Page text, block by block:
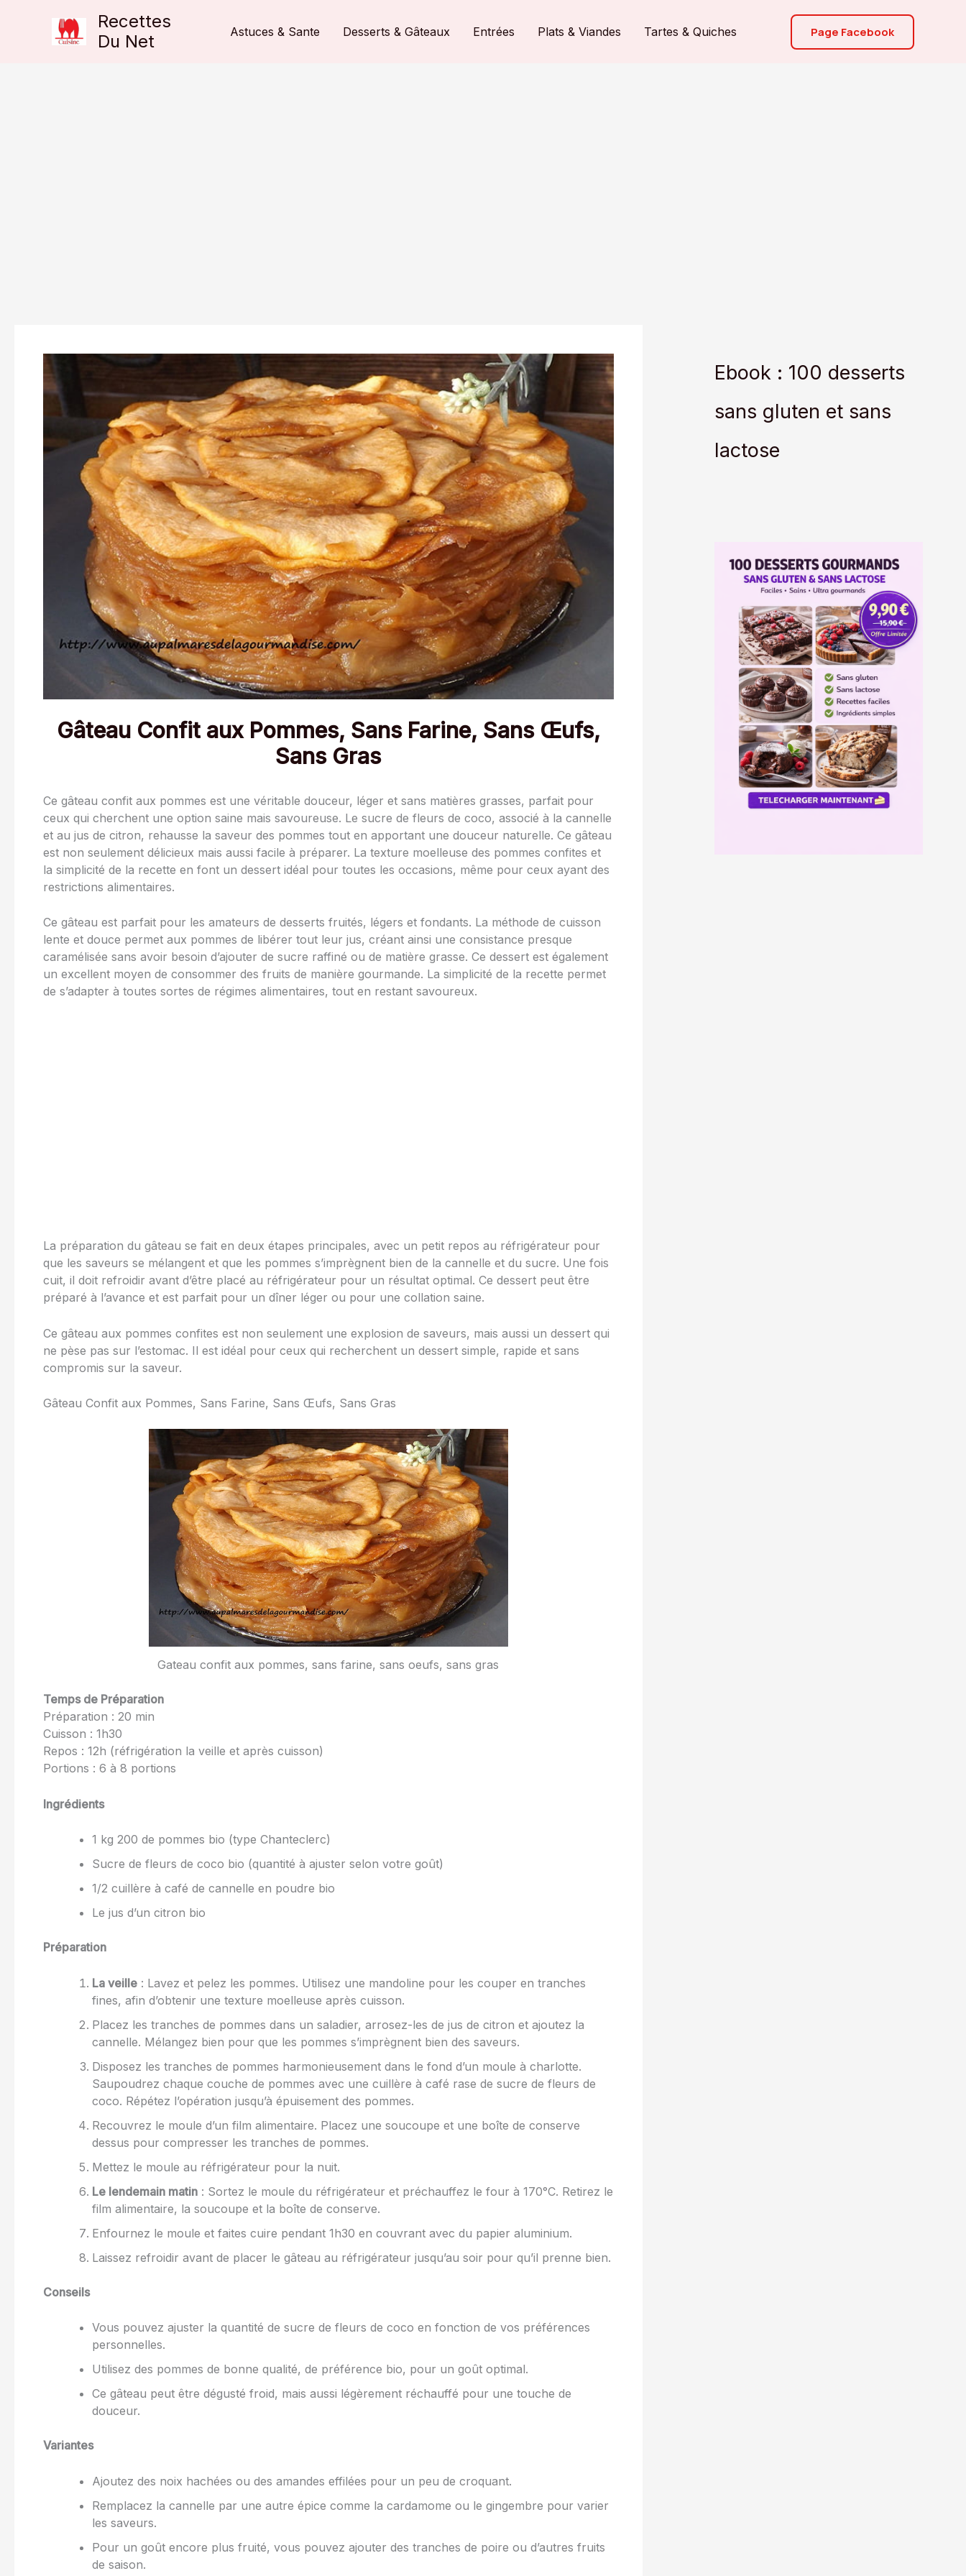
Recettes
Du Net
Astuces & Sante Desserts & Gâteaux Entrées Plats & Viandes Tartes & Quiches Page Facebook
Gâteau Confit aux Pommes, Sans Farine, Sans Œufs,
Sans Gras
Ce gâteau confit aux pommes est une véritable douceur, léger et sans matières grasses, parfait pour
ceux qui cherchent une option saine mais savoureuse. Le sucre de fleurs de coco, associé à la cannelle
et au jus de citron, rehausse la saveur des pommes tout en apportant une douceur naturelle. Ce gâteau
est non seulement délicieux mais aussi facile à préparer. La texture moelleuse des pommes confites et
la simplicité de la recette en font un dessert idéal pour toutes les occasions, même pour ceux ayant des
restrictions alimentaires.
Ce gâteau est parfait pour les amateurs de desserts fruités, légers et fondants. La méthode de cuisson
lente et douce permet aux pommes de libérer tout leur jus, créant ainsi une consistance presque
caramélisée sans avoir besoin d’ajouter de sucre raffiné ou de matière grasse. Ce dessert est également
un excellent moyen de consommer des fruits de manière gourmande. La simplicité de la recette permet
de s’adapter à toutes sortes de régimes alimentaires, tout en restant savoureux.
La préparation du gâteau se fait en deux étapes principales, avec un petit repos au réfrigérateur pour
que les saveurs se mélangent et que les pommes s’imprègnent bien de la cannelle et du sucre. Une fois
cuit, il doit refroidir avant d’être placé au réfrigérateur pour un résultat optimal. Ce dessert peut être
préparé à l’avance et est parfait pour un dîner léger ou pour une collation saine.
Ce gâteau aux pommes confites est non seulement une explosion de saveurs, mais aussi un dessert qui
ne pèse pas sur l’estomac. Il est idéal pour ceux qui recherchent un dessert simple, rapide et sans
compromis sur la saveur.
Gâteau Confit aux Pommes, Sans Farine, Sans Œufs, Sans Gras
Gateau confit aux pommes, sans farine, sans oeufs, sans gras
Temps de Préparation
Préparation : 20 min
Cuisson : 1h30
Repos : 12h (réfrigération la veille et après cuisson)
Portions : 6 à 8 portions
Ingrédients
1 kg 200 de pommes bio (type Chanteclerc)
Sucre de fleurs de coco bio (quantité à ajuster selon votre goût)
1/2 cuillère à café de cannelle en poudre bio
Le jus d’un citron bio
Préparation
La veille : Lavez et pelez les pommes. Utilisez une mandoline pour les couper en tranches
fines, afin d’obtenir une texture moelleuse après cuisson.
Placez les tranches de pommes dans un saladier, arrosez-les de jus de citron et ajoutez la
cannelle. Mélangez bien pour que les pommes s’imprègnent bien des saveurs.
Disposez les tranches de pommes harmonieusement dans le fond d’un moule à charlotte.
Saupoudrez chaque couche de pommes avec une cuillère à café rase de sucre de fleurs de
coco. Répétez l’opération jusqu’à épuisement des pommes.
Recouvrez le moule d’un film alimentaire. Placez une soucoupe et une boîte de conserve
dessus pour compresser les tranches de pommes.
Mettez le moule au réfrigérateur pour la nuit.
Le lendemain matin : Sortez le moule du réfrigérateur et préchauffez le four à 170°C. Retirez le
film alimentaire, la soucoupe et la boîte de conserve.
Enfournez le moule et faites cuire pendant 1h30 en couvrant avec du papier aluminium.
Laissez refroidir avant de placer le gâteau au réfrigérateur jusqu’au soir pour qu’il prenne bien.
Conseils
Vous pouvez ajuster la quantité de sucre de fleurs de coco en fonction de vos préférences
personnelles.
Utilisez des pommes de bonne qualité, de préférence bio, pour un goût optimal.
Ce gâteau peut être dégusté froid, mais aussi légèrement réchauffé pour une touche de
douceur.
Variantes
Ajoutez des noix hachées ou des amandes effilées pour un peu de croquant.
Remplacez la cannelle par une autre épice comme la cardamome ou le gingembre pour varier
les saveurs.
Pour un goût encore plus fruité, vous pouvez ajouter des tranches de poire ou d’autres fruits
de saison.
Ebook : 100 desserts
sans gluten et sans
lactose